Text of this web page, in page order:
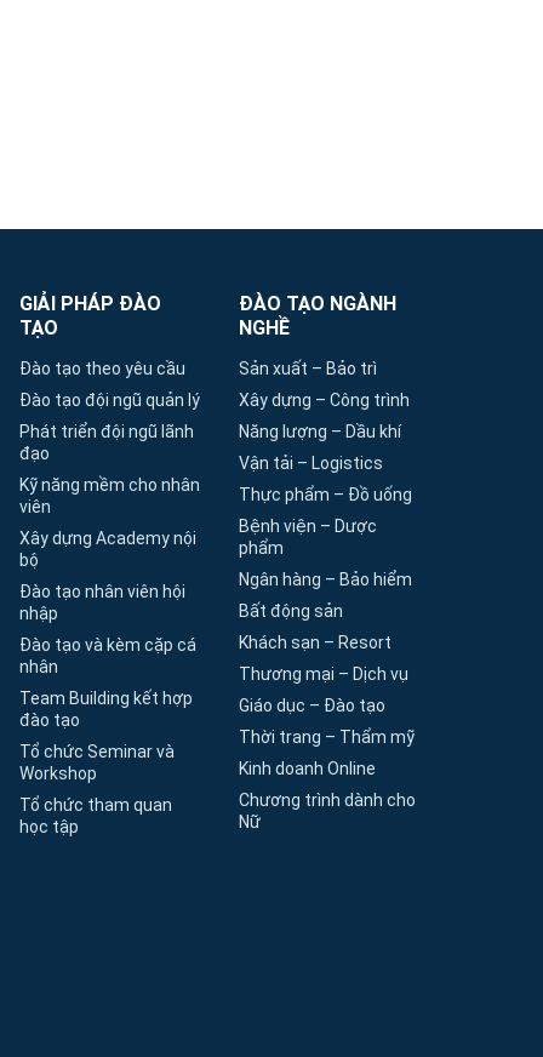
GIẢI PHÁP ĐÀO
TẠO
Đào tạo theo yêu cầu
Đào tạo đội ngũ quản lý
Phát triển đội ngũ lãnh
đạo
Kỹ năng mềm cho nhân
viên
Xây dựng Academy nội
bộ
Đào tạo nhân viên hội
nhập
Đào tạo và kèm cặp cá
nhân
Team Building kết hợp
đào tạo
Tổ chức Seminar và
Workshop
Tổ chức tham quan
học tập
ĐÀO TẠO NGÀNH
NGHỀ
Sản xuất – Bảo trì
Xây dựng – Công trình
Năng lượng – Dầu khí
Vận tải – Logistics
Thực phẩm – Đồ uống
Bệnh viện – Dược
phẩm
Ngân hàng – Bảo hiểm
Bất động sản
Khách sạn – Resort
Thương mại – Dịch vụ
Giáo dục – Đào tạo
Thời trang – Thẩm mỹ
Kinh doanh Online
Chương trình dành cho
Nữ